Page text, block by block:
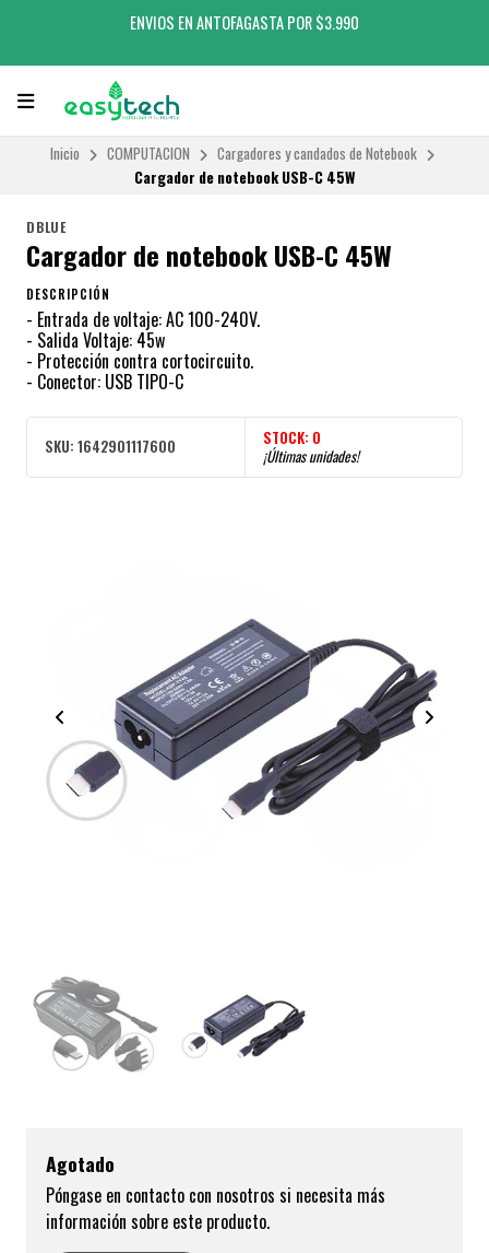
ENVIOS EN ANTOFAGASTA POR $3.990
Inicio COMPUTACION
Cargadores y candados de Notebook
Cargador de notebook USB-C 45W
DBLUE
Cargador de notebook USB-C 45W
DESCRIPCIÓN
- Entrada de voltaje: AC 100-240V.
- Salida Voltaje: 45w
- Protección contra cortocircuito.
- Conector: USB TIPO-C
SKU: 1642901117600 STOCK: 0
¡Últimas unidades!
Agotado
Póngase en contacto con nosotros si necesita más
información sobre este producto.